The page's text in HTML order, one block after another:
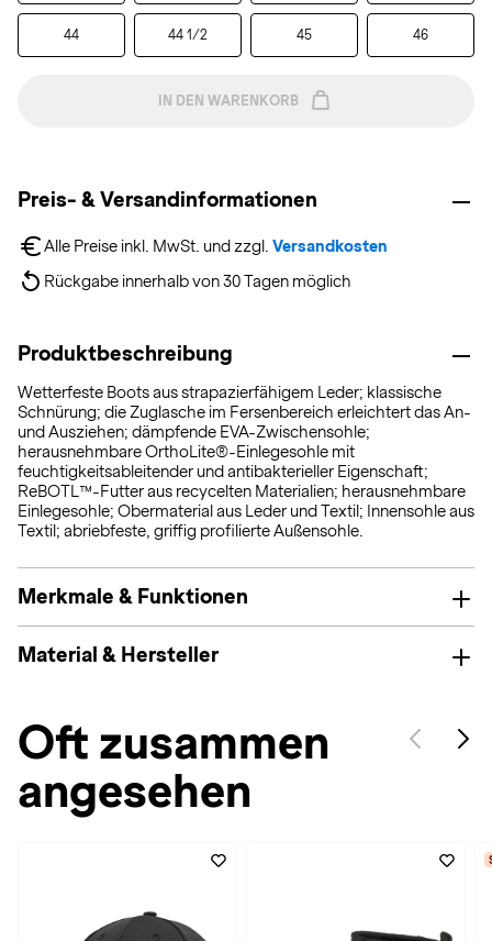
44 44 1/2 45 46
IN DEN WARENKORB
Preis- & Versandinformationen
Alle Preise inkl. MwSt. und zzgl. Versandkosten
Rückgabe innerhalb von 30 Tagen möglich
Produktbeschreibung
Wetterfeste Boots aus strapazierfähigem Leder; klassische
Schnürung; die Zuglasche im Fersenbereich erleichtert das An-
und Ausziehen; dämpfende EVA-Zwischensohle;
herausnehmbare OrthoLite®-Einlegesohle mit
feuchtigkeitsableitender und antibakterieller Eigenschaft;
ReBOTL™-Futter aus recycelten Materialien; herausnehmbare
Einlegesohle; Obermaterial aus Leder und Textil; Innensohle aus
Textil; abriebfeste, griffig profilierte Außensohle.
Merkmale & Funktionen
Material & Hersteller
Oft zusammen
angesehen